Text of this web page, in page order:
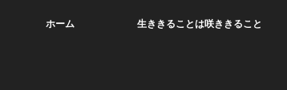
ホーム 生ききることは咲ききること